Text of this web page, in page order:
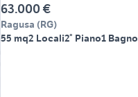
63.000 €
Ragusa (RG)
55 mq2 Locali2° Piano1 Bagno